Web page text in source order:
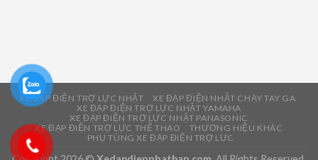
XE ĐẠP ĐIỆN TRỢ LỰC NHẬT
XE ĐẠP ĐIỆN NHẬT CHẠY TAY GA
XE ĐẠP ĐIỆN TRỢ LỰC NHẬT YAMAHA
XE ĐẠP ĐIỆN TRỢ LỰC NHẬT PANASONIC
XE ĐẠP ĐIỆN TRỢ LỰC THỂ THAO
THƯƠNG HIỆU KHÁC
PHỤ TÙNG XE ĐẠP ĐIỆN TRỢ LỰC